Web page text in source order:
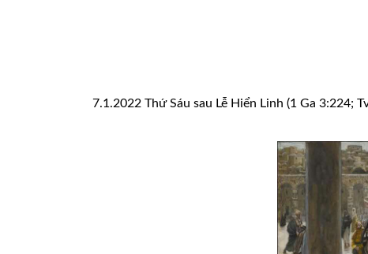
7.1.2022 Thứ Sáu sau Lễ Hiển Linh (1 Ga 3:224;